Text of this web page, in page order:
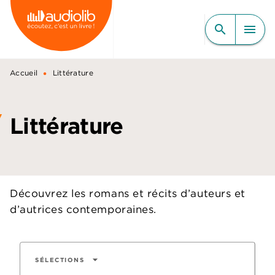
MENU RECHERCHE
CONTENU
PIED DE PAGE
search menu
Accueil • Littérature
Littérature
Découvrez les romans et récits d’auteurs et
d’autrices contemporaines.
SÉLECTIONS arrow_drop_down